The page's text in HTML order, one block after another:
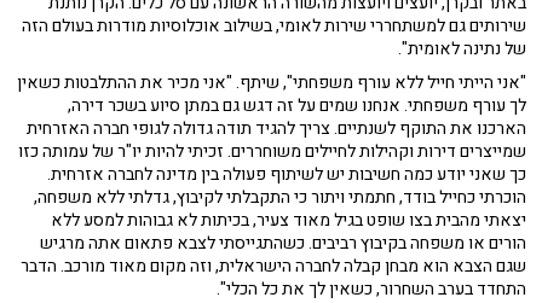
שירותים גם למשתחררי שירות לאומי, בשילוב אוכלוסיות מודרות בעולם הזה
של נתינה לאומית".
"אני הייתי חייל ללא עורף משפחתי", שיתף. "אני מכיר את ההתלבטות כשאין
לך עורף משפחתי. אנחנו שמים על זה דגש גם במתן סיוע בשכר דירה,
הארכנו את התוקף לשנתיים. צריך להגיד תודה גדולה לגופי חברה האזרחית
שמייצרים דירות וקהילות לחיילים משוחררים. זכיתי להיות יו"ר של עמותה כזו
כך שאני יודע כמה חשיבות יש לשיתוף פעולה בין מדינה לחברה אזרחית.
הוכרתי כחייל בודד, חתמתי ויתור כי התקבלתי לקיבוץ, גדלתי ללא משפחה,
יצאתי מהבית בצו שופט בגיל מאוד צעיר, בכיתות לא גבוהות למסע ללא
הורים או משפחה בקיבוץ רביבים. כשהתגייסתי לצבא פתאום אתה מרגיש
שגם הצבא הוא מבחן קבלה לחברה הישראלית, וזה מקום מאוד מורכב. הדבר
התחדד בערב השחרור, כשאין לך את כל הכלי".